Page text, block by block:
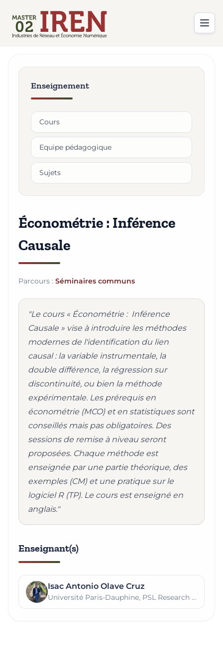
Enseignement
Cours
Equipe pédagogique
Sujets
Économétrie : Inférence
Causale
Parcours : Séminaires communs
"Le cours « Économétrie : Inférence
Causale » vise à introduire les méthodes
modernes de l'identification du lien
causal : la variable instrumentale, la
double différence, la régression sur
discontinuité, ou bien la méthode
expérimentale. Les prérequis en
économétrie (MCO) et en statistiques sont
conseillés mais pas obligatoires. Des
sessions de remise à niveau seront
proposées. Chaque méthode est
enseignée par une partie théorique, des
exemples (CM) et une pratique sur le
logiciel R (TP). Le cours est enseigné en
anglais."
Enseignant(s)
Isac Antonio Olave Cruz
Université Paris-Dauphine, PSL Research University